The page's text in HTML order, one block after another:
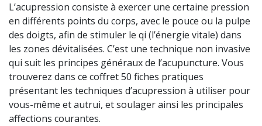
L’acupression consiste à exercer une certaine pression
en différents points du corps, avec le pouce ou la pulpe
des doigts, afin de stimuler le qi (l’énergie vitale) dans
les zones dévitalisées. C’est une technique non invasive
qui suit les principes généraux de l’acupuncture. Vous
trouverez dans ce coffret 50 fiches pratiques
présentant les techniques d’acupression à utiliser pour
vous-même et autrui, et soulager ainsi les principales
affections courantes.